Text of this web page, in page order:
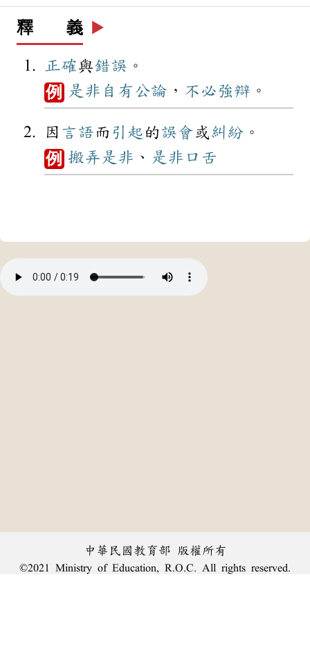
釋 義 ▶️
正確與錯誤 。
例 是非 自有 公論 ， 不必 強辯 。
因 言語 而 引起 的誤會或糾紛 。
例 搬弄是非 、 是非 口舌
中華民國教育部 版權所有
©2021 Ministry of Education, R.O.C. All rights reserved.